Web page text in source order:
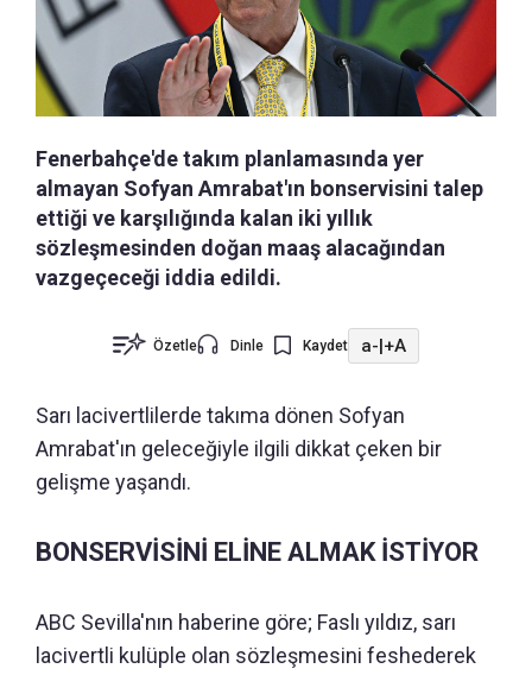
Fenerbahçe'de takım planlamasında yer
almayan Sofyan Amrabat'ın bonservisini talep
ettiği ve karşılığında kalan iki yıllık
sözleşmesinden doğan maaş alacağından
vazgeçeceği iddia edildi.
Özetle Dinle Kaydet a-|+A
Sarı lacivertlilerde takıma dönen Sofyan
Amrabat'ın geleceğiyle ilgili dikkat çeken bir
gelişme yaşandı.
BONSERVİSİNİ ELİNE ALMAK İSTİYOR
ABC Sevilla'nın haberine göre; Faslı yıldız, sarı
lacivertli kulüple olan sözleşmesini feshederek